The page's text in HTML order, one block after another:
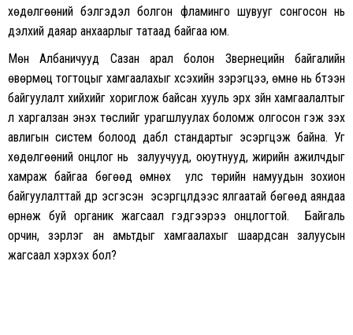
хөдөлгөөний бэлгэдэл болгон фламинго шувууг сонгосон нь
дэлхий даяар анхаарлыг татаад байгаа юм.
Мөн Албаничууд Сазан арал болон Звернецийн байгалийн
өвөрмөц тогтоцыг хамгаалахыг хүсэхийн зэрэгцээ, өмнө нь бүтээн
байгуулалт хийхийг хориглож байсан хууль эрх зүйн хамгаалалтыг
үл харгалзан энэхүү төслийг урагшлуулах боломж олгосон гэж үзэх
авлигын систем болоод дабл стандартыг эсэргүүцэж байна. Уг
хөдөлгөөний онцлог нь залуучууд, оюутнууд, жирийн ажилчдыг
хамраж байгаа бөгөөд өмнөх улс төрийн намуудын зохион
байгуулалттай дүр эсгэсэн эсэргүүцлүүдээс ялгаатай бөгөөд аяндаа
өрнөж буй органик жагсаал гэдгээрээ онцлогтой. Байгаль
орчин, зэрлэг ан амьтдыг хамгаалахыг шаардсан залуусын
жагсаал хэрхэх бол?